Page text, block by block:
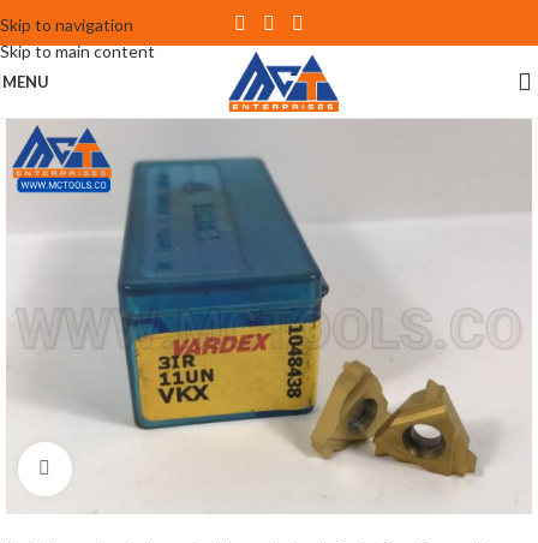
Skip to navigation
Skip to main content
MENU
Click to enlarge